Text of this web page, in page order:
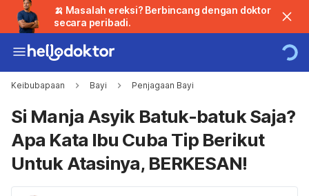
🍌 Masalah ereksi? Berbincang dengan doktor
secara peribadi.
Keibubapaan Bayi Penjagaan Bayi
Si Manja Asyik Batuk-batuk Saja?
Apa Kata Ibu Cuba Tip Berikut
Untuk Atasinya, BERKESAN!